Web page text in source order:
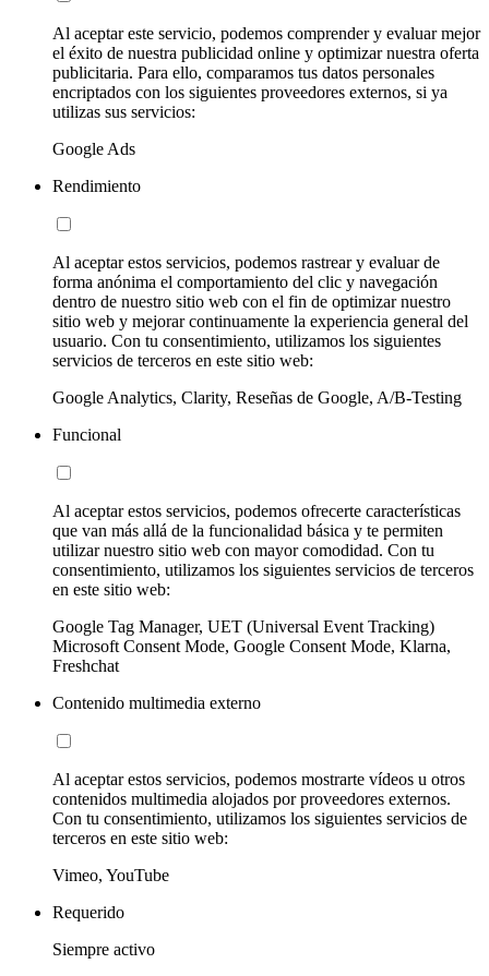
Al aceptar este servicio, podemos comprender y evaluar mejor
el éxito de nuestra publicidad online y optimizar nuestra oferta
publicitaria. Para ello, comparamos tus datos personales
encriptados con los siguientes proveedores externos, si ya
utilizas sus servicios:
Google Ads
Rendimiento
Al aceptar estos servicios, podemos rastrear y evaluar de
forma anónima el comportamiento del clic y navegación
dentro de nuestro sitio web con el fin de optimizar nuestro
sitio web y mejorar continuamente la experiencia general del
usuario. Con tu consentimiento, utilizamos los siguientes
servicios de terceros en este sitio web:
Google Analytics, Clarity, Reseñas de Google, A/B-Testing
Funcional
Al aceptar estos servicios, podemos ofrecerte características
que van más allá de la funcionalidad básica y te permiten
utilizar nuestro sitio web con mayor comodidad. Con tu
consentimiento, utilizamos los siguientes servicios de terceros
en este sitio web:
Google Tag Manager, UET (Universal Event Tracking)
Microsoft Consent Mode, Google Consent Mode, Klarna,
Freshchat
Contenido multimedia externo
Al aceptar estos servicios, podemos mostrarte vídeos u otros
contenidos multimedia alojados por proveedores externos.
Con tu consentimiento, utilizamos los siguientes servicios de
terceros en este sitio web:
Vimeo, YouTube
Requerido
Siempre activo